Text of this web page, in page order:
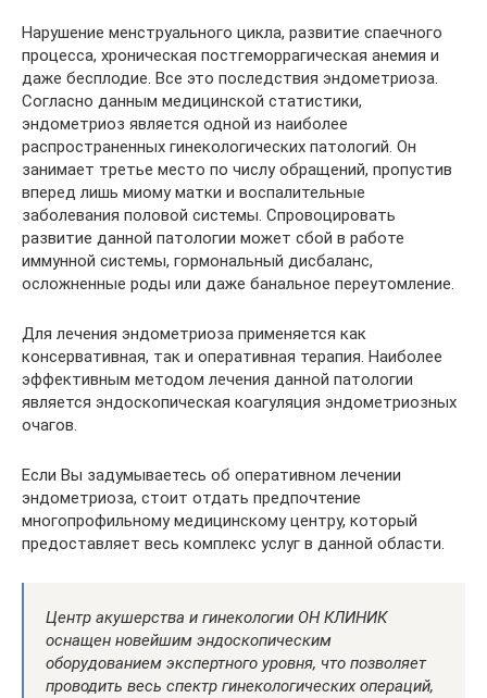
Нарушение менструального цикла, развитие спаечного
процесса, хроническая постгеморрагическая анемия и
даже бесплодие. Все это последствия эндометриоза.
Согласно данным медицинской статистики,
эндометриоз является одной из наиболее
распространенных гинекологических патологий. Он
занимает третье место по числу обращений, пропустив
вперед лишь миому матки и воспалительные
заболевания половой системы. Спровоцировать
развитие данной патологии может сбой в работе
иммунной системы, гормональный дисбаланс,
осложненные роды или даже банальное переутомление.
Для лечения эндометриоза применяется как
консервативная, так и оперативная терапия. Наиболее
эффективным методом лечения данной патологии
является эндоскопическая коагуляция эндометриозных
очагов.
Если Вы задумываетесь об оперативном лечении
эндометриоза, стоит отдать предпочтение
многопрофильному медицинскому центру, который
предоставляет весь комплекс услуг в данной области.
Центр акушерства и гинекологии ОН КЛИНИК
оснащен новейшим эндоскопическим
оборудованием экспертного уровня, что позволяет
проводить весь спектр гинекологических операций,